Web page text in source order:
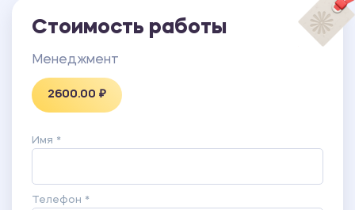
Стоимость работы
Менеджмент
2600.00 ₽
Имя *
Телефон *